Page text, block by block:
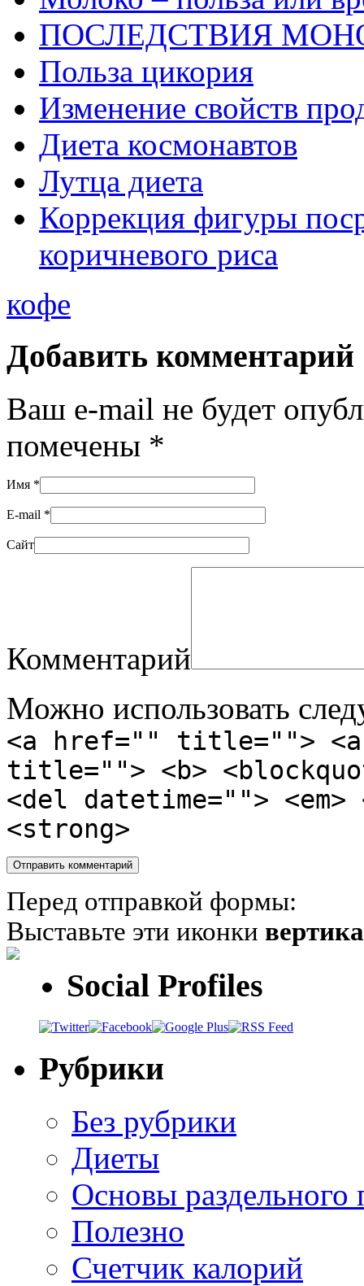
ПОСЛЕДСТВИЯ
Польза цикория
Изменение свойств
Диета космонавтов
Лутца диета
Коррекция фигуры
коричневого риса
кофе
Добавить комментарий
Ваш e-mail не будет
помечены *
Имя *
E-mail *
Сайт
Комментарий
Можно использовать
<a href="" title="">
title=""> <b>
<del datetime="">
<strong>
Перед отправкой формы:
Выставьте эти иконки
Social Profiles
Рубрики
Без рубрики
Диеты
Основы раздельного
Полезно
Счетчик калорий